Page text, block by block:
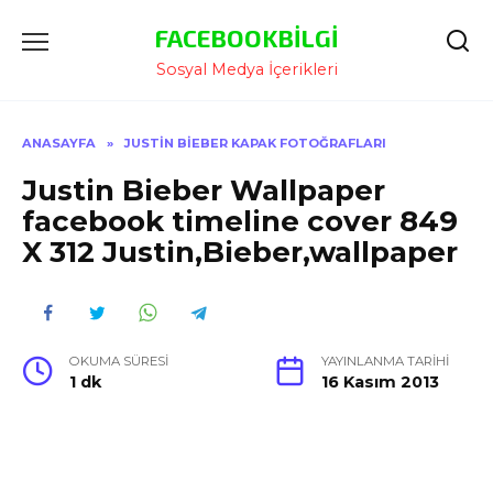
Atla
FACEBOOKBILGI
Sosyal Medya İçerikleri
ANASAYFA » JUSTIN BIEBER KAPAK FOTOĞRAFLARI
Justin Bieber Wallpaper
facebook timeline cover 849
X 312 Justin,Bieber,wallpaper
OKUMA SÜRESI
1 dk
YAYINLANMA TARIHI
16 Kasım 2013